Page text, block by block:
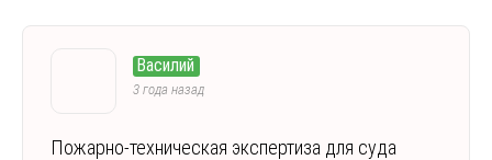
Василий
3 года назад
Пожарно-техническая экспертиза для суда